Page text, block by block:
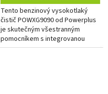
Tento benzinový vysokotlaký
čistič POWXG9090 od Powerplus
je skutečným všestranným
pomocníkem s integrovanou
nádržkou na čistící prostředky,